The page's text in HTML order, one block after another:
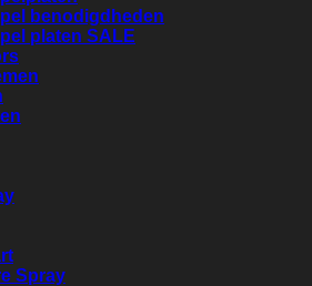
benodigdheden
platen SALE
Spray